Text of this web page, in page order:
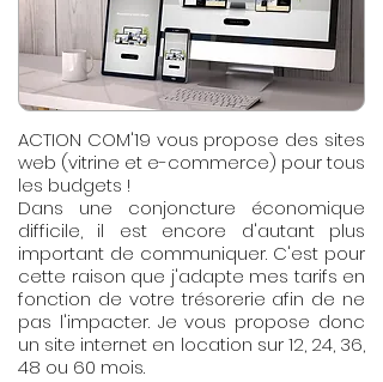
ACTION COM'19 vous propose des sites
web (vitrine et e-commerce) pour tous
les budgets !
Dans une conjoncture économique
difficile, il est encore d'autant plus
important de communiquer. C'est pour
cette raison que j'adapte mes tarifs en
fonction de votre trésorerie afin de ne
pas l'impacter. Je vous propose donc
un site internet en location sur 12, 24, 36,
48 ou 60 mois.